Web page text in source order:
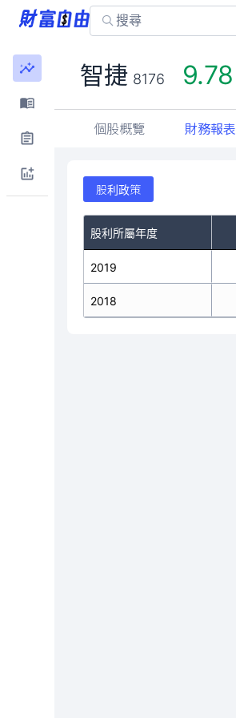
智捷 8176 9.78
個股概覽 財務報表
股利政策
股利所屬年度
2019
2018